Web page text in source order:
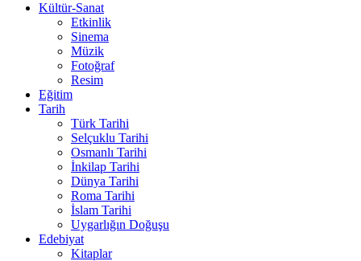
Kültür-Sanat
Etkinlik
Sinema
Müzik
Fotoğraf
Resim
Eğitim
Tarih
Türk Tarihi
Selçuklu Tarihi
Osmanlı Tarihi
İnkilap Tarihi
Dünya Tarihi
Roma Tarihi
İslam Tarihi
Uygarlığın Doğuşu
Edebiyat
Kitaplar